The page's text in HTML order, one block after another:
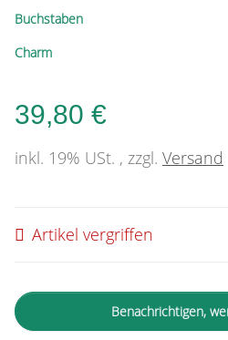
Buchstaben
Charm
39,80 €
inkl. 19% USt. , zzgl. Versand
Artikel vergriffen
Benachrichtigen,